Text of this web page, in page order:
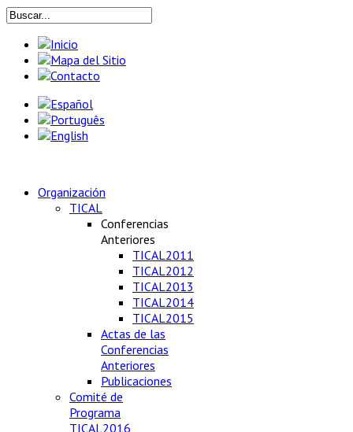
Organización
TICAL
Conferencias
Anteriores
TICAL2011
TICAL2012
TICAL2013
TICAL2014
TICAL2015
Actas de las
Conferencias
Anteriores
Publicaciones
Comité de
Programa
TICAL2016